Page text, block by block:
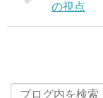
の視点